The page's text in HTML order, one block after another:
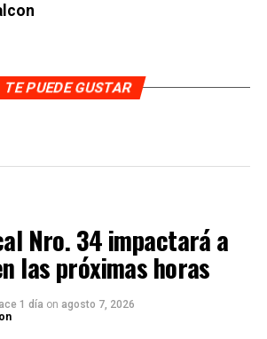
TE PUEDE GUSTAR
Nro. 34 impactará a
las próximas horas
1 día on agosto 7, 2026